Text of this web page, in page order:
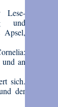
Lese-
und
Apsel,
und an
sich.
der